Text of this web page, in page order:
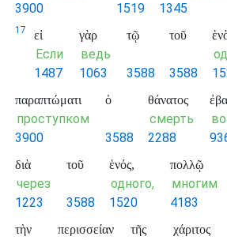
3900
1519
1345
17 εἰ
Если
1487
γὰρ
ведь
1063
τῷ
3588
τοῦ
3588
παραπτώματι
проступком
3900
ὁ
3588
θάνατος
смерть
2288
διὰ
через
1223
τοῦ
3588
ἑνός,
одного,
1520
πολλῷ
многим
4183
τὴν περισσείαν τῆς χάριτος